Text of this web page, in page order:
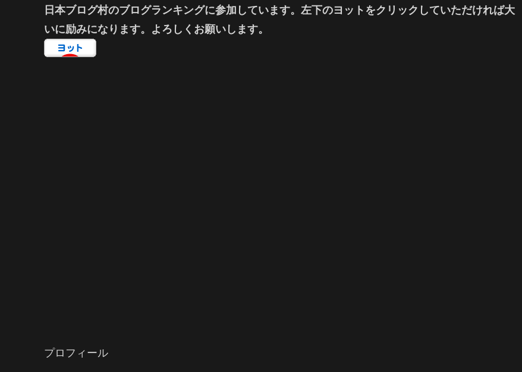
日本ブログ村のブログランキングに参加しています。左下のヨットをクリックしていただければ大
いに励みになります。よろしくお願いします。
プロフィール